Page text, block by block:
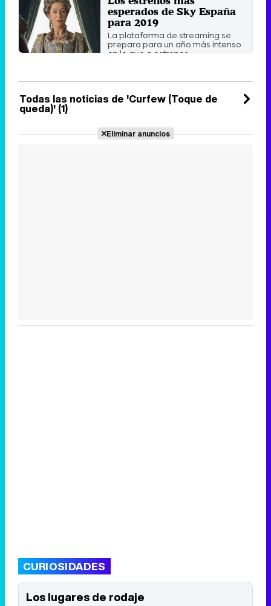
esperados de Sky España
para 2019
La plataforma de streaming se
prepara para un año más intenso
en lo que a estrenos ...
Todas las noticias de 'Curfew (Toque de
queda)' (1)
Eliminar anuncios
CURIOSIDADES
Los lugares de rodaje